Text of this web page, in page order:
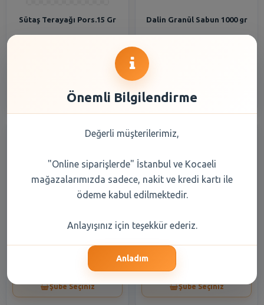
Sütaş Terayağı Pors.15 Gr Dalin Granül Sabun 1000 gr
Gr
Şube Seçiniz
Lü 244 Gr
Şube Seçiniz
Önemli Bilgilendirme
Değerli müşterilerimiz,
"Online siparişlerde" İstanbul ve Kocaeli
mağazalarımızda sadece, nakit ve kredi kartı ile
ödeme kabul edilmektedir.
Anlayışınız için teşekkür ederiz.
Anladım